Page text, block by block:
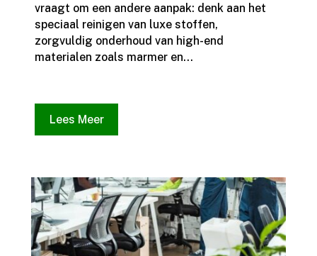
vraagt om een andere aanpak: denk aan het
speciaal reinigen van luxe stoffen,
zorgvuldig onderhoud van high-end
materialen zoals marmer en...
Lees Meer